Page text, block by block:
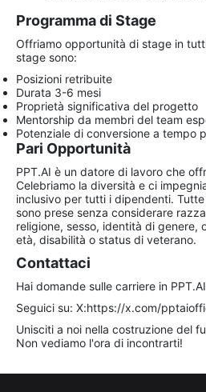
Programma di Stage
Offriamo opportunità di stage in
stage sono:
Posizioni retribuite
Durata 3-6 mesi
Proprietà significativa del progetto
Mentorship da membri del team
Potenziale di conversione a tempo
Pari Opportunità
PPT.AI è un datore di lavoro che
Celebriamo la diversità e ci
inclusivo per tutti i dipendenti.
sono prese senza considerare
religione, sesso, identità di genere,
età, disabilità o status di veterano.
Contattaci
Hai domande sulle carriere in
Seguici su: X:https://x.com/
Unisciti a noi nella costruzione del
Non vediamo l'ora di incontrarti!